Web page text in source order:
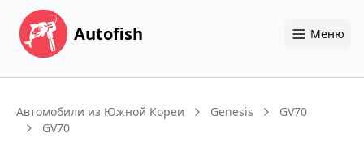
Autofish Меню
Автомобили из Южной Кореи Genesis
GV70
GV70